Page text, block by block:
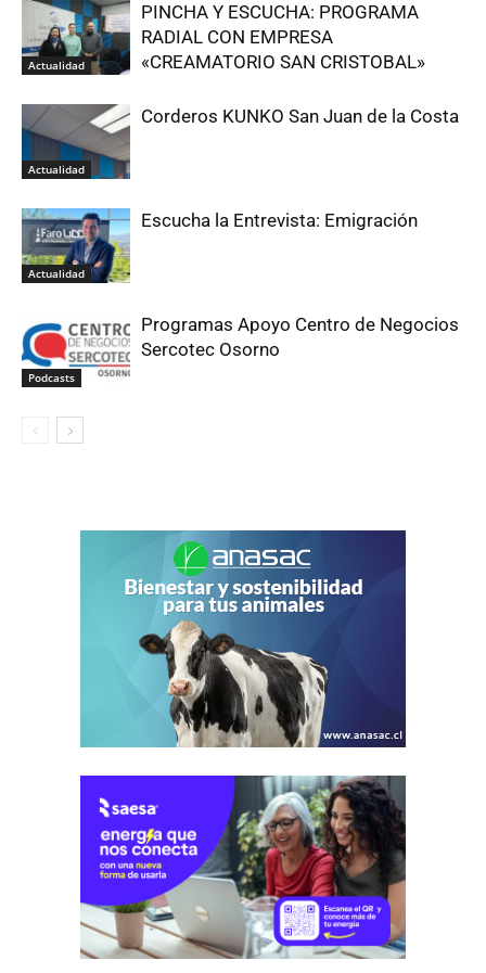
Actualidad
PINCHA Y ESCUCHA: PROGRAMA
RADIAL CON EMPRESA
«CREAMATORIO SAN CRISTOBAL»
Actualidad
Corderos KUNKO San Juan de la Costa
Actualidad
Escucha la Entrevista: Emigración
Podcasts
Programas Apoyo Centro de Negocios
Sercotec Osorno